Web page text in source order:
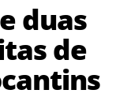
duas
de